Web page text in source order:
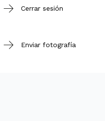
Cerrar sesión
Enviar fotografía